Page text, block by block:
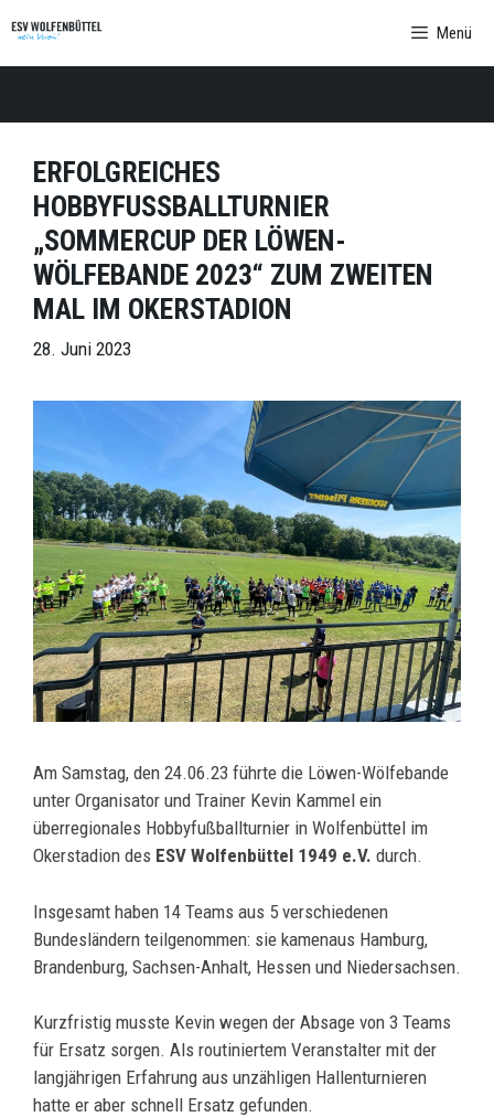
Inhalt
springen
Menü
ERFOLGREICHES
HOBBYFUSSBALLTURNIER „
SOMMERCUP DER LÖWEN-W
ÖLFEBANDE 2023“ ZUM ZWEITEN M
AL IM OKERSTADION
28. Juni 2023
Am Samstag, den 24.06.23 führte die Löwen-Wölfebande
unter Organisator und Trainer Kevin Kammel ein
überregionales Hobbyfußballturnier in Wolfenbüttel im
Okerstadion des ESV Wolfenbüttel 1949 e.V. durch.
Insgesamt haben 14 Teams aus 5 verschiedenen
Bundesländern teilgenommen: sie kamenaus Hamburg,
Brandenburg, Sachsen-Anhalt, Hessen und Niedersachsen.
Kurzfristig musste Kevin wegen der Absage von 3 Teams
für Ersatz sorgen. Als routiniertem Veranstalter mit der
langjährigen Erfahrung aus unzähligen Hallenturnieren
hatte er aber schnell Ersatz gefunden.